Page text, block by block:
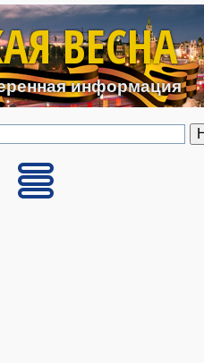
Перейти к основному
ВЕСНА
информация